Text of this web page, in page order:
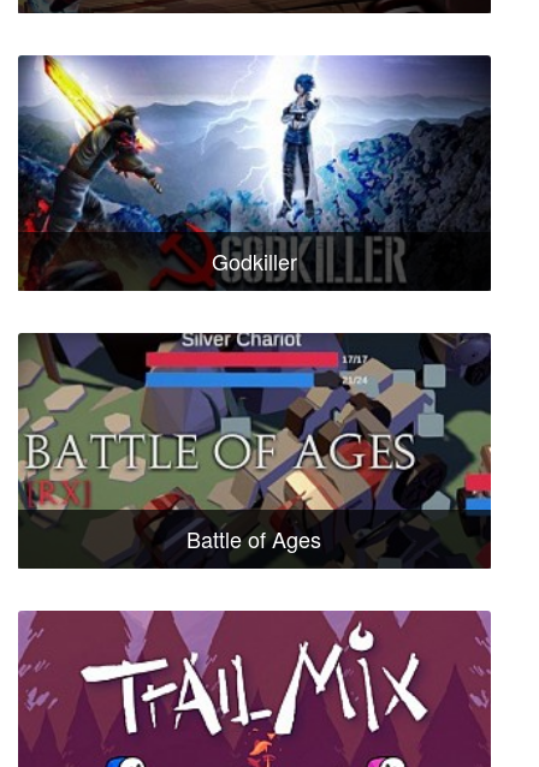
Godkiller
Battle of Ages